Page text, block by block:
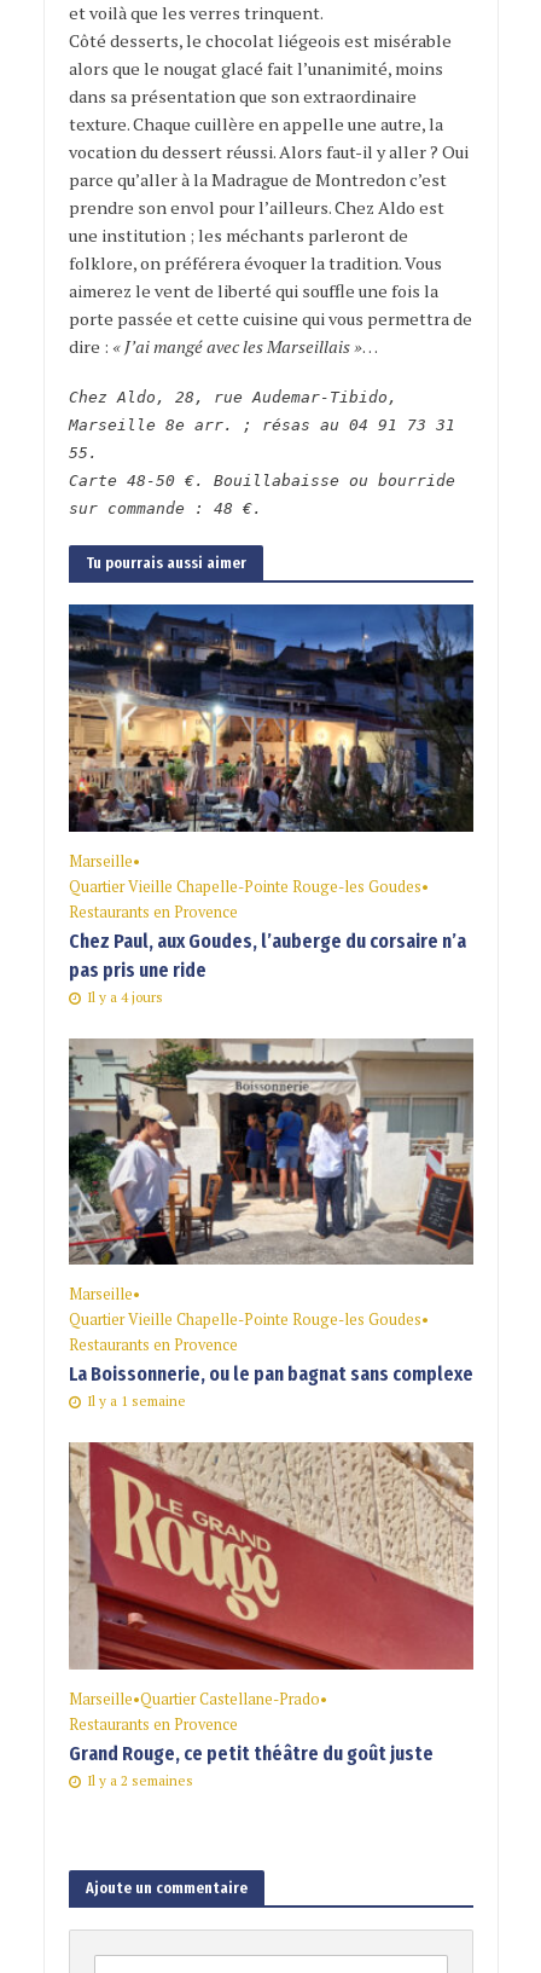
et voilà que les verres trinquent.
Côté desserts, le chocolat liégeois est misérable
alors que le nougat glacé fait l’unanimité, moins
dans sa présentation que son extraordinaire
texture. Chaque cuillère en appelle une autre, la
vocation du dessert réussi. Alors faut-il y aller ? Oui
parce qu’aller à la Madrague de Montredon c’est
prendre son envol pour l’ailleurs. Chez Aldo est
une institution ; les méchants parleront de
folklore, on préférera évoquer la tradition. Vous
aimerez le vent de liberté qui souffle une fois la
porte passée et cette cuisine qui vous permettra de
dire : « J’ai mangé avec les Marseillais »…
Chez Aldo, 28, rue Audemar-Tibido,
Marseille 8e arr. ; résas au 04 91 73 31
55.
Carte 48-50 €. Bouillabaisse ou bourride
sur commande : 48 €.
Tu pourrais aussi aimer
Marseille•
Quartier Vieille Chapelle-Pointe Rouge-les Goudes•
Restaurants en Provence
Chez Paul, aux Goudes, l’auberge du corsaire n’a
pas pris une ride
Il y a 4 jours
Marseille•
Quartier Vieille Chapelle-Pointe Rouge-les Goudes•
Restaurants en Provence
La Boissonnerie, ou le pan bagnat sans complexe
Il y a 1 semaine
Marseille•Quartier Castellane-Prado•
Restaurants en Provence
Grand Rouge, ce petit théâtre du goût juste
Il y a 2 semaines
Ajoute un commentaire